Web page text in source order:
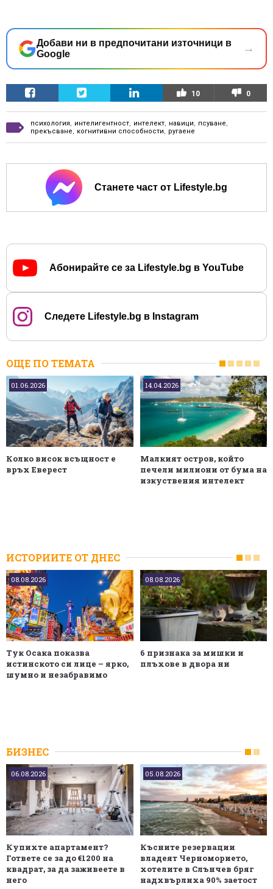
Добави ни в предпочитани източници в
Google
→
10 0
психология, интелигентност, интелект, навици, псуване,
прекъсване, когнитивни способности, ругаене
Станете част от Lifestyle.bg
Абонирайте се за Lifestyle.bg в YouTube
Следете Lifestyle.bg в Instagram
ОЩЕ ПО ТЕМАТА
01.06.2026
Колко висок всъщност е
връх Еверест
14.04.2026
Малкият остров, който
печели милиони от бума на
изкуствения интелект
ИСТОРИИТЕ ОТ ДНЕС
08.08.2026
Тук Осака показва
истинското си лице – ярко,
шумно и незабравимо
08.08.2026
6 признака за мишки и
плъхове в двора ни
БИЗНЕС
06.08.2026
Купихте апартамент?
Гответе се за до €1200 на
квадрат, за да заживеете в
него
05.08.2026
Късните резервации
владеят Черноморието,
хотелите в Слънчев бряг
надхвърлиха 90% заетост